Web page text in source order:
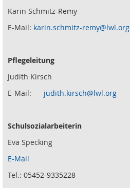
Karin Schmitz-Remy
E-Mail: karin.schmitz-remy@lwl.org
Pflegeleitung
Judith Kirsch
E-Mail: judith.kirsch@lwl.org
Schulsozialarbeiterin
Eva Specking
E-Mail
Tel.: 05452-9335228